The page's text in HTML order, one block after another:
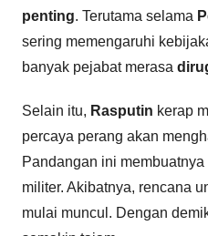
penting. Terutama selama
sering memengaruhi
banyak pejabat merasa
Selain itu, Rasputin kerap
percaya perang akan
Pandangan ini
militer. Akibatnya, rencana
mulai muncul. Dengan